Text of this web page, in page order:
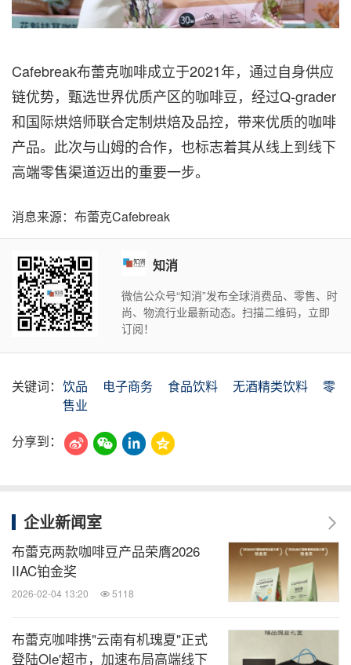
Cafebreak布蕾克咖啡成立于2021年，通过自身供应
链优势，甄选世界优质产区的咖啡豆，经过Q-grader
和国际烘焙师联合定制烘焙及品控，带来优质的咖啡
产品。此次与山姆的合作，也标志着其从线上到线下
高端零售渠道迈出的重要一步。
消息来源：布蕾克Cafebreak
知消
微信公众号“知消”发布全球消费品、零售、时
尚、物流行业最新动态。扫描二维码，立即
订阅！
关键词： 饮品 电子商务 食品饮料 无酒精类饮料
零
售业
分享到：
企业新闻室
布蕾克两款咖啡豆产品荣膺2026
IIAC铂金奖
2026-02-04 13:20 5118
布蕾克咖啡携"云南有机瑰夏"正式
登陆Ole'超市，加速布局高端线下